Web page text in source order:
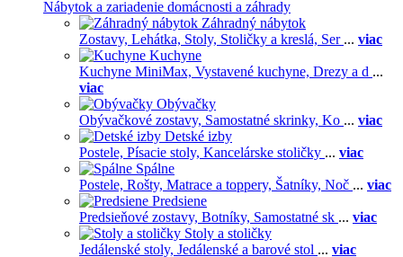
Nábytok a zariadenie domácnosti a záhrady
Záhradný nábytok
Zostavy, Lehátka, Stoly, Stoličky a kreslá, Ser ... viac
Kuchyne
Kuchyne MiniMax, Vystavené kuchyne, Drezy a d ...
viac
Obývačky
Obývačkové zostavy, Samostatné skrinky, Ko ... viac
Detské izby
Postele, Písacie stoly, Kancelárske stoličky ... viac
Spálne
Postele, Rošty, Matrace a toppery, Šatníky, Noč ... viac
Predsiene
Predsieňové zostavy, Botníky, Samostatné sk ... viac
Stoly a stoličky
Jedálenské stoly, Jedálenské a barové stol ... viac